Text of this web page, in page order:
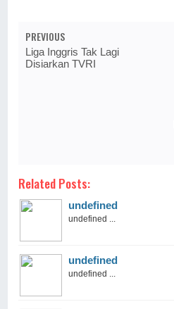
PREVIOUS
Liga Inggris Tak Lagi
Disiarkan TVRI
Related Posts:
undefined
undefined ...
undefined
undefined ...